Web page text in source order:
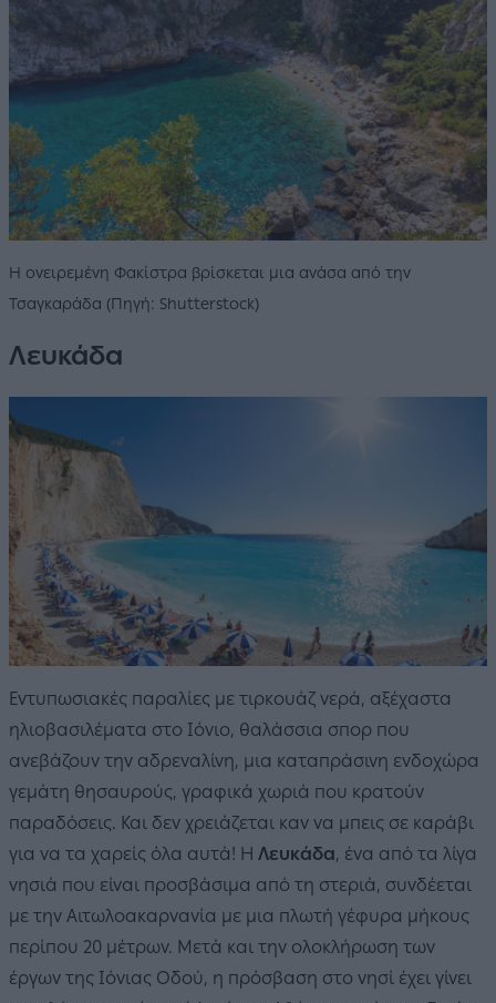
Η ονειρεμένη Φακίστρα βρίσκεται μια ανάσα από την
Τσαγκαράδα (Πηγή: Shutterstock)
Λευκάδα
Εντυπωσιακές παραλίες με τιρκουάζ νερά, αξέχαστα
ηλιοβασιλέματα στο Ιόνιο, θαλάσσια σπορ που
ανεβάζουν την αδρεναλίνη, μια καταπράσινη ενδοχώρα
γεμάτη θησαυρούς, γραφικά χωριά που κρατούν
παραδόσεις. Και δεν χρειάζεται καν να μπεις σε καράβι
για να τα χαρείς όλα αυτά! Η Λευκάδα, ένα από τα λίγα
νησιά που είναι προσβάσιμα από τη στεριά, συνδέεται
με την Αιτωλοακαρνανία με μια πλωτή γέφυρα μήκους
περίπου 20 μέτρων. Μετά και την ολοκλήρωση των
έργων της Ιόνιας Οδού, η πρόσβαση στο νησί έχει γίνει